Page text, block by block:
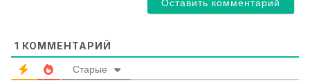
1 КОММЕНТАРИЙ
Старые